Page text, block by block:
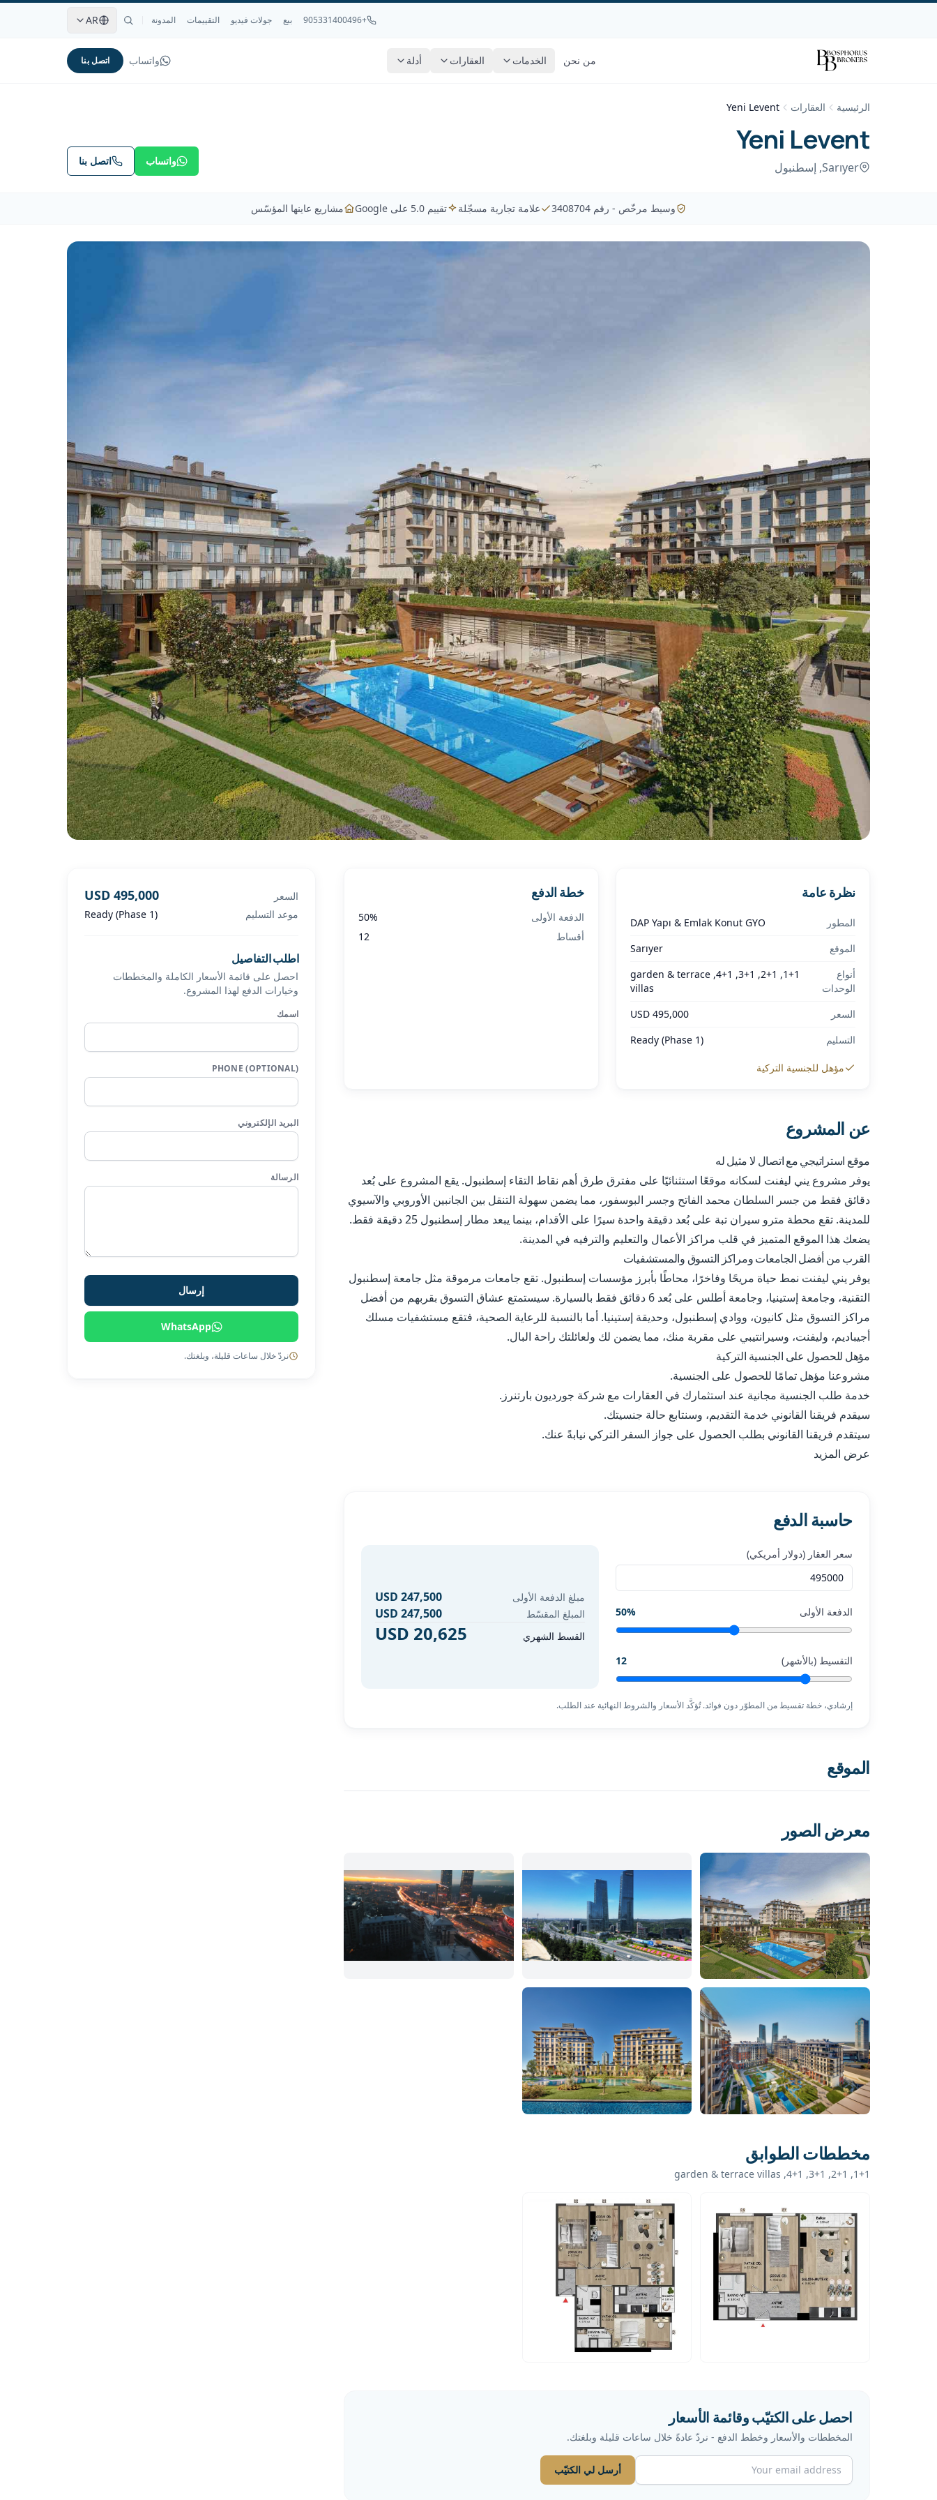
+905331400496 بيع جولات فيديو التقييمات المدونة AR
من نحن الخدمات العقارات أدلة واتساب اتصل بنا
الرئيسية العقارات Yeni Levent
Yeni Levent
Sarıyer
, إسطنبول واتساب اتصل بنا
وسيط مرخّص - رقم 3408704 علامة تجارية مسجّلة تقييم 5.0 على Google مشاريع عاينها المؤسّس
نظرة عامة
المطور
DAP Yapı & Emlak Konut GYO
الموقع
Sarıyer
أنواع
الوحدات
1+1, 2+1, 3+1, 4+1, garden & terrace
villas
السعر
USD 495,000
التسليم
Ready (Phase 1)
مؤهل للجنسية التركية
خطة الدفع
الدفعة الأولى 50%
أقساط
12
عن المشروع
موقع استراتيجي مع اتصال لا مثيل له
يوفر مشروع يني ليفنت لسكانه موقعًا استثنائيًا على مفترق طرق أهم نقاط التقاء إسطنبول. يقع المشروع على بُعد
دقائق فقط من جسر السلطان محمد الفاتح وجسر البوسفور، مما يضمن سهولة التنقل بين الجانبين الأوروبي والآسيوي
للمدينة. تقع محطة مترو سيران تبة على بُعد دقيقة واحدة سيرًا على الأقدام، بينما يبعد مطار إسطنبول 25 دقيقة فقط.
يضعك هذا الموقع المتميز في قلب مراكز الأعمال والتعليم والترفيه في المدينة.
القرب من أفضل الجامعات ومراكز التسوق والمستشفيات
يوفر يني ليفنت نمط حياة مريحًا وفاخرًا، محاطًا بأبرز مؤسسات إسطنبول. تقع جامعات مرموقة مثل جامعة إسطنبول
التقنية، وجامعة إستينيا، وجامعة أطلس على بُعد 6 دقائق فقط بالسيارة. سيستمتع عشاق التسوق بقربهم من أفضل
مراكز التسوق مثل كانيون، ووادي إسطنبول، وحديقة إستينيا. أما بالنسبة للرعاية الصحية، فتقع مستشفيات مسلك
أجيباديم، وليفنت، وسيرانتيبي على مقربة منك، مما يضمن لك ولعائلتك راحة البال.
مؤهل للحصول على الجنسية التركية
مشروعنا مؤهل تمامًا للحصول على الجنسية.
خدمة طلب الجنسية مجانية عند استثمارك في العقارات مع شركة جورديون بارتنرز.
سيقدم فريقنا القانوني خدمة التقديم، وسنتابع حالة جنسيتك.
سيتقدم فريقنا القانوني بطلب الحصول على جواز السفر التركي نيابةً عنك.
عرض المزيد
حاسبة الدفع
سعر العقار (دولار أمريكي)
الدفعة الأولى 50%
التقسيط (بالأشهر) 12
مبلغ الدفعة الأولى USD 247,500
المبلغ المقسّط USD 247,500
القسط الشهري USD 20,625
إرشادي، خطة تقسيط من المطوّر دون فوائد. تُؤكَّد الأسعار والشروط النهائية عند الطلب.
الموقع
افتح في خرائط Google احصل على الاتجاهات
معرض الصور
مخططات الطوابق
1+1, 2+1, 3+1, 4+1, garden & terrace villas
احصل على الكتيّب وقائمة الأسعار
المخططات والأسعار وخطط الدفع - نردّ عادةً خلال ساعات قليلة وبلغتك.
أرسل لي الكتيّب
السعر USD 495,000
موعد التسليم Ready (Phase 1)
اطلب التفاصيل
احصل على قائمة الأسعار الكاملة والمخططات
وخيارات الدفع لهذا المشروع.
اسمك
PHONE (OPTIONAL)
البريد الإلكتروني
الرسالة
إرسال
WhatsApp
نردّ خلال ساعات قليلة، وبلغتك.